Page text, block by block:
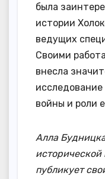
была
истории
ведущих
Своими
внесла
войны и роли
Алла
исторической
публикует